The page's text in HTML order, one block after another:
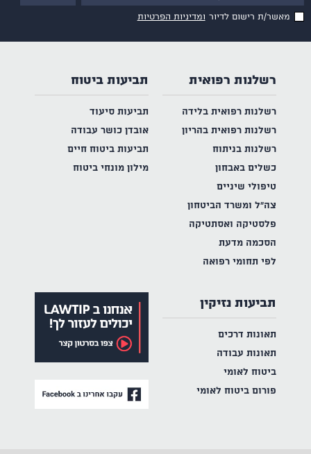
מאשר/ת רישום לדיור ומדיניות הפרטיות
רשלנות רפואית
רשלנות רפואית בלידה
רשלנות רפואית בהריון
רשלנות בניתוח
כשלים באבחון
טיפולי שיניים
צה"ל ומשרד הביטחון
פלסטיקה ואסתטיקה
הסכמה מדעת
לפי תחומי רפואה
תביעות ביטוח
תביעות סיעוד
אובדן כושר עבודה
תביעות ביטוח חיים
מילון מונחי ביטוח
תביעות נזיקין
תאונות דרכים
תאונות עבודה
ביטוח לאומי
פורום ביטוח לאומי